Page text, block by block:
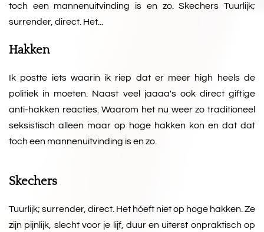
toch een mannenuitvinding is en zo. Skechers Tuurlijk;
surrender, direct. Het...
Hakken
Ik postte iets waarin ik riep dat er meer high heels de
politiek in moeten. Naast veel jaaaa's ook direct giftige
anti-hakken reacties. Waarom het nu weer zo traditioneel
seksistisch alleen maar op hoge hakken kon en dat dat
toch een mannenuitvinding is en zo.
Skechers
Tuurlijk; surrender, direct. Het hóeft niet op hoge hakken. Ze
zijn pijnlijk, slecht voor je lijf, duur en uiterst onpraktisch op